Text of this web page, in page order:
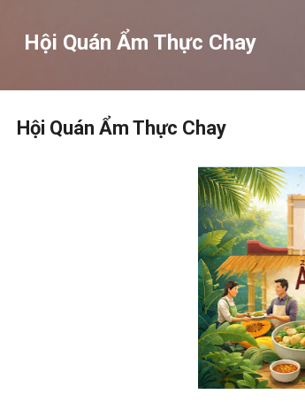
Hội Quán Ẩm Thực Chay
Hội Quán Ẩm Thực Chay